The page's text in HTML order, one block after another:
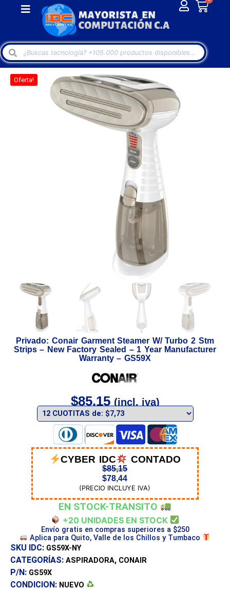
Oferta!
Privado: Conair Garment Steamer W/ Turbo 2 Stm
Strips – New Factory Sealed – 1 Year Manufacturer
Warranty – GS59X
$85,15 (incl. iva)
CYBER IDC CONTADO
$85,15
$78,44
(PRECIO INCLUYE IVA)
EN STOCK-TRANSITO
+20 UNIDADES EN STOCK
Envío gratis en compras superiores a $250
Aplica para Quito, Valle de los Chillos y Tumbaco
SKU IDC: GS59X-NY
CATEGORÍAS: ASPIRADORA, CONAIR
P/N: GS59X
CONDICION: NUEVO